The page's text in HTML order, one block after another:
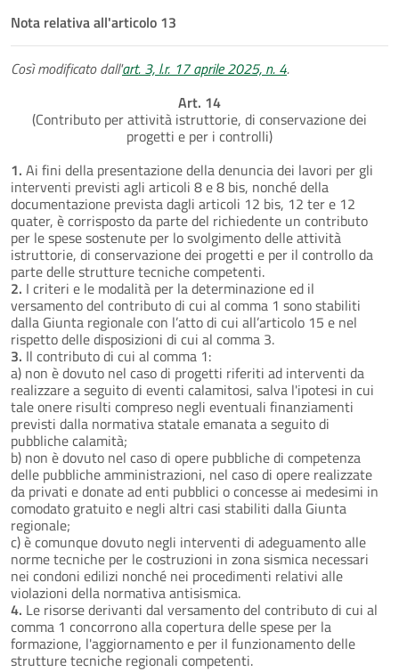
Nota relativa all'articolo 13
Così modificato dall'art. 3, l.r. 17 aprile 2025, n. 4.
Art. 14
(Contributo per attività istruttorie, di conservazione dei
progetti e per i controlli)
1. Ai fini della presentazione della denuncia dei lavori per gli
interventi previsti agli articoli 8 e 8 bis, nonché della
documentazione prevista dagli articoli 12 bis, 12 ter e 12
quater, è corrisposto da parte del richiedente un contributo
per le spese sostenute per lo svolgimento delle attività
istruttorie, di conservazione dei progetti e per il controllo da
parte delle strutture tecniche competenti.
2. I criteri e le modalità per la determinazione ed il
versamento del contributo di cui al comma 1 sono stabiliti
dalla Giunta regionale con l’atto di cui all’articolo 15 e nel
rispetto delle disposizioni di cui al comma 3.
3. Il contributo di cui al comma 1:
a) non è dovuto nel caso di progetti riferiti ad interventi da
realizzare a seguito di eventi calamitosi, salva l'ipotesi in cui
tale onere risulti compreso negli eventuali finanziamenti
previsti dalla normativa statale emanata a seguito di
pubbliche calamità;
b) non è dovuto nel caso di opere pubbliche di competenza
delle pubbliche amministrazioni, nel caso di opere realizzate
da privati e donate ad enti pubblici o concesse ai medesimi in
comodato gratuito e negli altri casi stabiliti dalla Giunta
regionale;
c) è comunque dovuto negli interventi di adeguamento alle
norme tecniche per le costruzioni in zona sismica necessari
nei condoni edilizi nonché nei procedimenti relativi alle
violazioni della normativa antisismica.
4. Le risorse derivanti dal versamento del contributo di cui al
comma 1 concorrono alla copertura delle spese per la
formazione, l'aggiornamento e per iI funzionamento delle
strutture tecniche regionali competenti.